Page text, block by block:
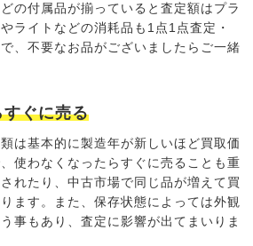
の付属品が揃っていると 査定額はプラ
ライトなどの消耗品も1点1点査定・
、不要なお品がございましたらご一緒
ぐに売る
は基本的に製造年が新しいほど買取価
使わなくなったらすぐに売る ことも重
れたり、中古市場で同じ品が増えて買
ます。また、保存状態によっては外観
事もあり、査定に影響が出てまいりま